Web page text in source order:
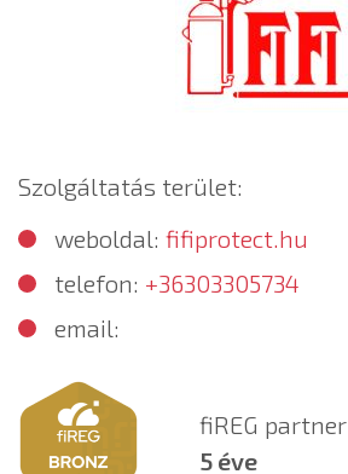
Szolgáltatás terület:
weboldal: fifiprotect.hu
telefon: +36303305734
email:
fiREG partner
5 éve